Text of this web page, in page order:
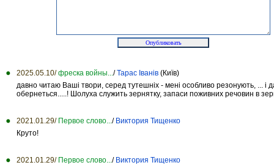
2025.05.10/ фреска войны.../Тарас Іванів (Київ)
давно читаю Ваші твори, серед тутешніх - мені особливо резонують, ...
обернеться.....! Шолуха служить зернятку, запаси поживних речовин в
2021.01.29/ Первое слово.../ Виктория Тищенко
Круто!
2021.01.29/ Первое слово.../ Виктория Тищенко